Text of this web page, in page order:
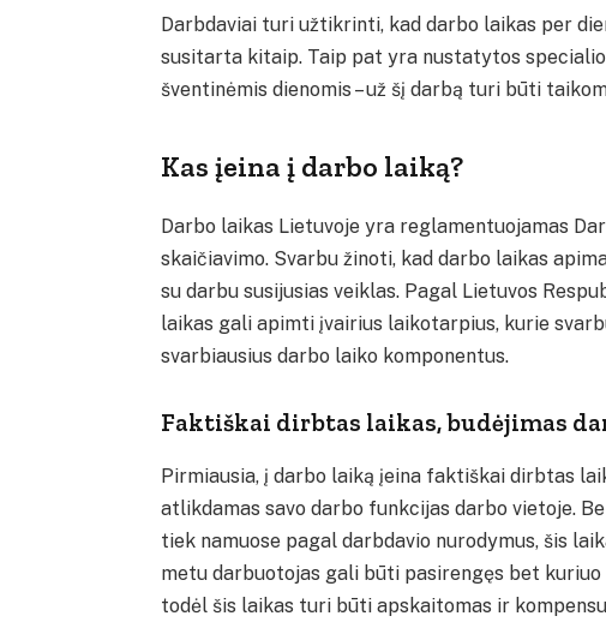
Darbdaviai turi užtikrinti, kad darbo laikas per
susitarta kitaip. Taip pat yra nustatytos
šventinėmis dienomis – už šį darbą turi būti
Kas įeina į darbo laiką?
Darbo laikas Lietuvoje yra reglamentuojamas
skaičiavimo. Svarbu žinoti, kad darbo laikas
su darbu susijusias veiklas. Pagal Lietuvos
laikas gali apimti įvairius laikotarpius, kurie
svarbiausius darbo laiko komponentus.
Faktiškai dirbtas laikas, budėjimas
Pirmiausia, į darbo laiką įeina faktiškai dirbtas
atlikdamas savo darbo funkcijas darbo vietoje.
tiek namuose pagal darbdavio nurodymus, šis
metu darbuotojas gali būti pasirengęs bet
todėl šis laikas turi būti apskaitomas ir